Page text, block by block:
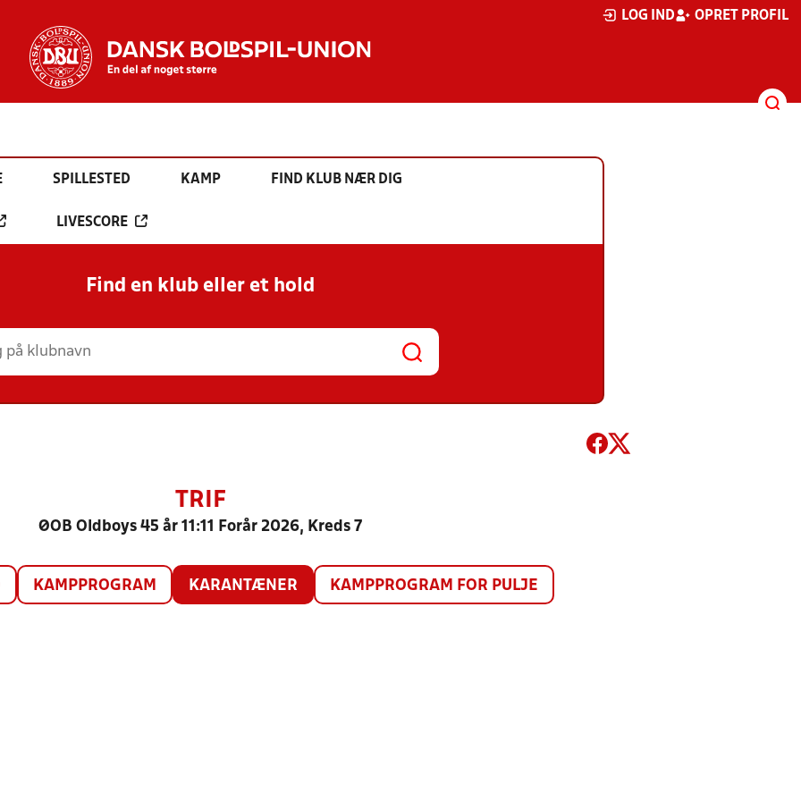
LOG IND OPRET PROFIL
SPILLESTED KAMP FIND KLUB NÆR DIG
LIVESCORE
Find en klub eller et hold
TRIF
ØOB Oldboys 45 år 11:11 Forår 2026, Kreds 7
KAMPPROGRAM KARANTÆNER KAMPPROGRAM FOR PULJE